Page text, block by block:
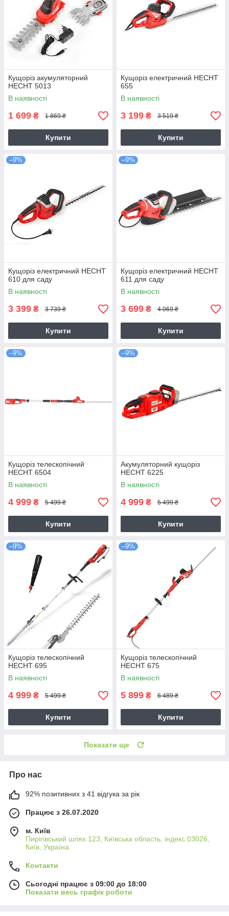
Кущоріз акумуляторний
HECHT 5013
В наявності
1 699 ₴ 1 869 ₴
Купити
Кущоріз електричний HECHT
655
В наявності
3 199 ₴ 3 519 ₴
Купити
–9%
Кущоріз електричний HECHT
610 для саду
В наявності
3 399 ₴ 3 739 ₴
Купити
–9%
Кущоріз електричний HECHT
611 для саду
В наявності
3 699 ₴ 4 069 ₴
Купити
–9%
Кущоріз телескопічний
HECHT 6504
В наявності
4 999 ₴ 5 499 ₴
Купити
–9%
Акумуляторний кущоріз
HECHT 6225
В наявності
4 999 ₴ 5 499 ₴
Купити
–9%
Кущоріз телескопічний
HECHT 695
В наявності
4 999 ₴ 5 499 ₴
Купити
–9%
Кущоріз телескопічний
HECHT 675
В наявності
5 899 ₴ 6 489 ₴
Купити
Показати ще
Про нас
92% позитивних з 41 відгука за рік
Працює з 26.07.2020
м. Київ
Пирігівський шлях 123, Київська область, індекс 03026,
Київ, Україна
Контакти
Сьогодні працює з 09:00 до 18:00
Показати весь графік роботи